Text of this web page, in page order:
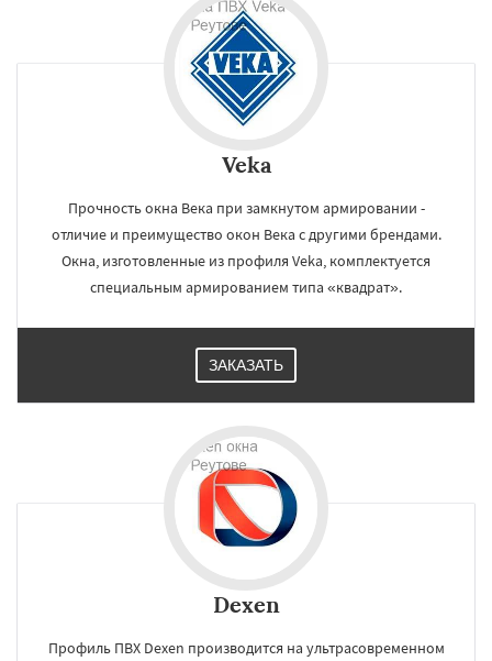
Veka
Прочность окна Века при замкнутом армировании -
отличие и преимущество окон Века с другими брендами.
Окна, изготовленные из профиля Veka, комплектуется
специальным армированием типа «квадрат».
ЗАКАЗАТЬ
Dexen
Профиль ПВХ Dexen производится на ультрасовременном